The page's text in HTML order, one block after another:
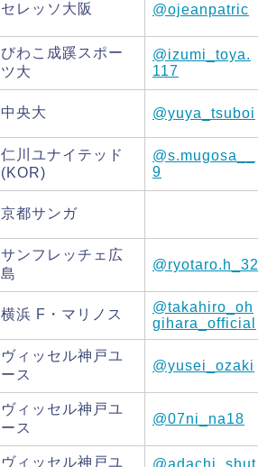
セレッソ大阪 @ojeanpatric
びわこ成蹊スポー
ツ大
@izumi_toya.
117
中央大 @yuya_tsuboi
仁川ユナイテッド
(KOR)
@s.mugosa__
9
京都サンガ
サンフレッチェ広
島
@ryotaro.h_32
横浜 F・マリノス
@takahiro_oh
gihara_official
ヴィッセル神戸ユ
ース
@yusei_ozaki
ヴィッセル神戸ユ
ース
@07ni_na18
ヴィッセル神戸ユ